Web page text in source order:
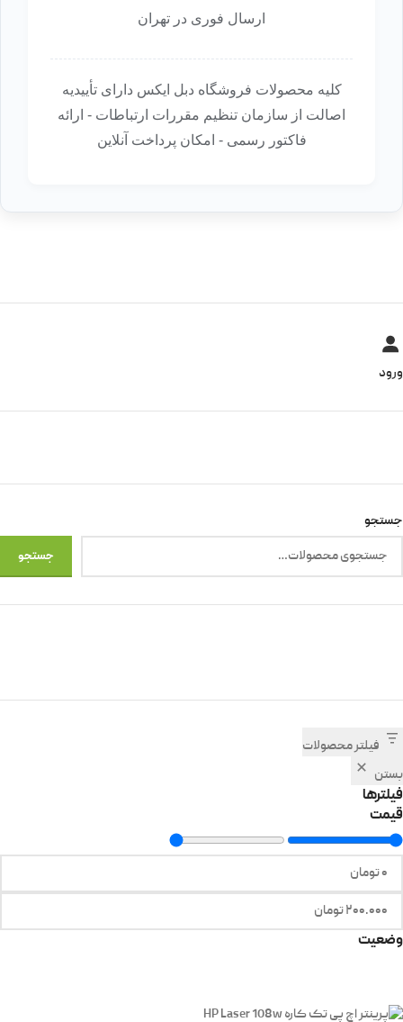
ارسال فوری در تهران
کلیه محصولات فروشگاه دبل ایکس دارای تأییدیه
اصالت از سازمان تنظیم مقررات ارتباطات - ارائه
فاکتور رسمی - امکان پرداخت آنلاین
ورود
جستجو
جستجو
فیلتر محصولات
بستن
فیلترها
قیمت
وضعیت